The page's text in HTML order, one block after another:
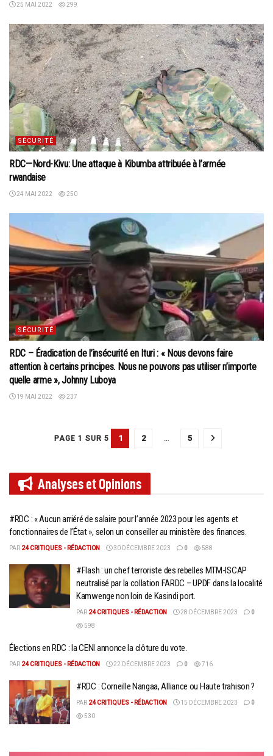
25 MAI 2022 299
SÉCURITÉ
RDC—Nord-Kivu: Une attaque à Kibumba attribuée à l’armée
rwandaise
24 MAI 2022 250
SÉCURITÉ
RDC – Éradication de l’insécurité en Ituri : « Nous devons faire
attention à certains principes. Nous ne pouvons pas utiliser n’importe
quelle arme », Johnny Luboya
19 MAI 2022 237
PAGE 1 SUR 5 1 2 … 5
Analyses etOpinions
#RDC : « Aucun arriéré de salaire pour l’année 2023 pour les agents et
fonctionnaires de l’État », selon un conseiller au ministère des finances.
PAR 24 CRITIQUES - RÉDACTION 30 DÉCEMBRE 2023 0 588
#Flash : un chef terroriste des rebelles MTM-ISCAP
neutralisé par la collation FARDC – UPDF dans la localité
Kamwenge non loin de Kasindi port.
PAR 24 CRITIQUES - RÉDACTION 28 DÉCEMBRE 2023
0
598
Élections en RDC : la CENI annonce la clôture du vote.
PAR 24 CRITIQUES - RÉDACTION 22 DÉCEMBRE 2023 0 716
#RDC : Corneille Nangaa, Alliance ou Haute trahison ?
PAR 24 CRITIQUES - RÉDACTION 15 DÉCEMBRE 2023
0
530